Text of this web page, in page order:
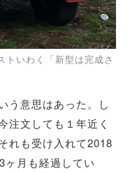
トいわく「新型は完成さ
う意思はあった。し
注文しても１年近く
れも受け入れて2018
ヶ月も経過してい